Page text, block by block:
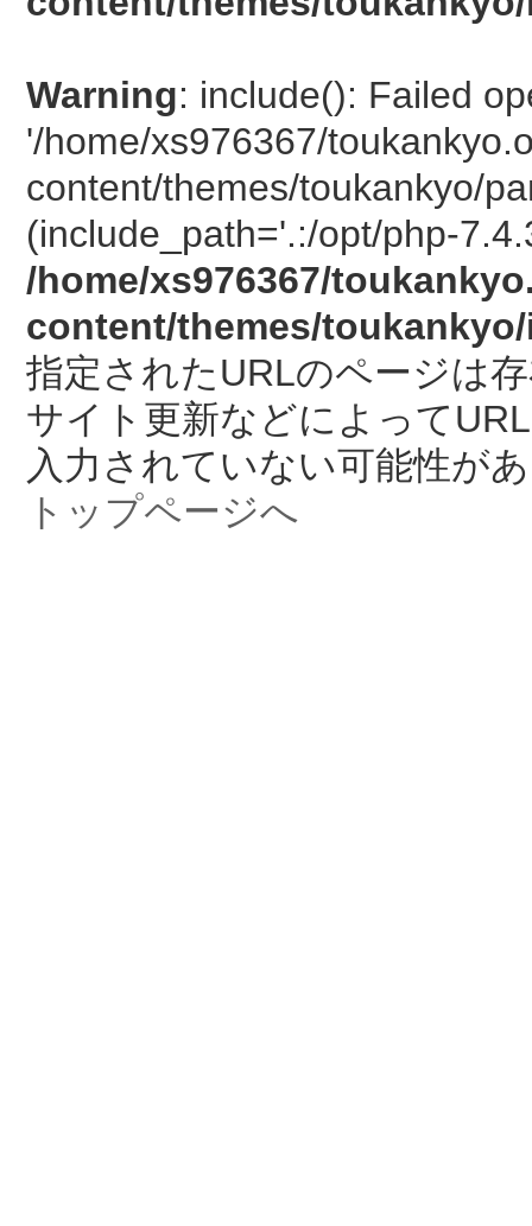
Warning: include(): Failed
'/home/xs976367/
content/themes/toukankyo/
(include_path='.:/opt/php-
/home/xs976367/
content/themes/
指定されたURLのページは
サイト更新などによって
入力されていない可能性が
トップページへ